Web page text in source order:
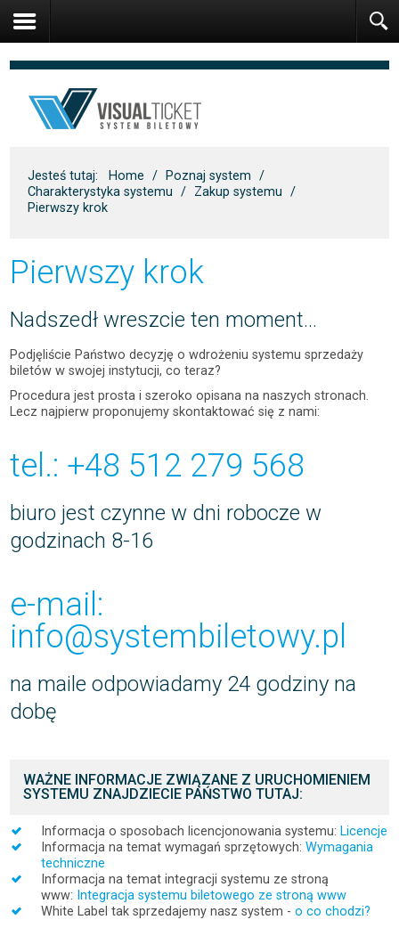
Jesteś tutaj: Home / Poznaj system
/
Charakterystyka systemu
/ Zakup systemu
/
Pierwszy krok
Pierwszy krok
Nadszedł wreszcie ten moment...
Podjęliście Państwo decyzję o wdrożeniu systemu sprzedaży
biletów w swojej instytucji, co teraz?
Procedura jest prosta i szeroko opisana na naszych stronach.
Lecz najpierw proponujemy skontaktować się z nami:
tel.: +48 512 279 568
biuro jest czynne w dni robocze w
godzinach 8-16
e-mail:
info@systembiletowy.pl
na maile odpowiadamy 24 godziny na
dobę
WAŻNE INFORMACJE ZWIĄZANE Z URUCHOMIENIEM
SYSTEMU ZNAJDZIECIE PAŃSTWO TUTAJ:
Informacja o sposobach licencjonowania systemu: Licencje
Informacja na temat wymagań sprzętowych:Wymagania
techniczne
Informacja na temat integracji systemu ze stroną
www: Integracja systemu biletowego ze stroną www
White Label tak sprzedajemy nasz system -o co chodzi?